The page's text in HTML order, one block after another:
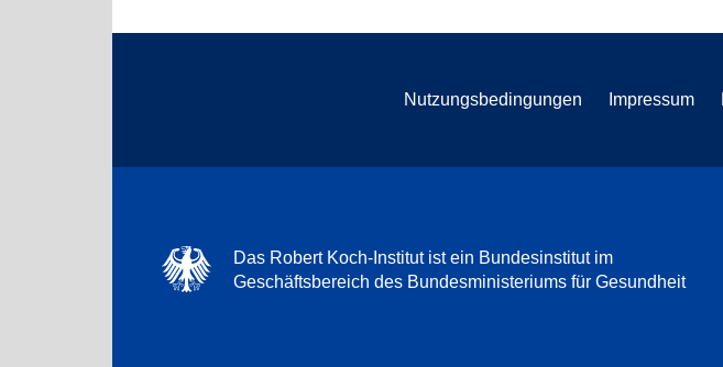
Nutzungsbedingungen Impressum
Das Robert Koch-Institut ist ein Bundesinstitut im
Geschäftsbereich des Bundesministeriums für Gesundheit